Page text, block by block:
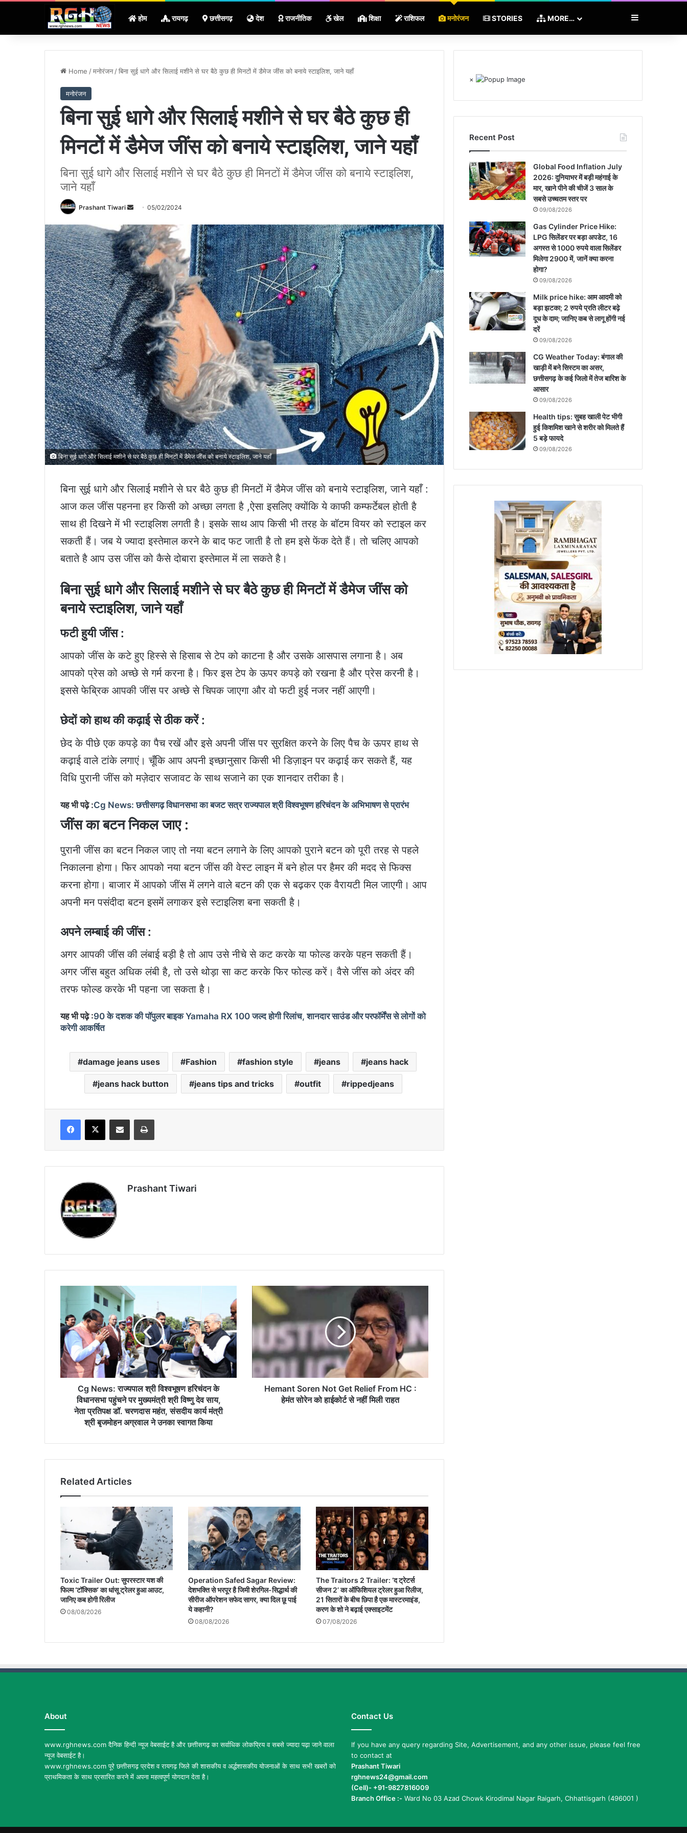
होम रायगढ़ छत्तीसगढ़ देश राजनीतिक खेल शिक्षा राशिफल मनोरंजन STORIES MORE… Sidebar
Home /मनोरंजन /बिना सुई धागे और सिलाई मशीने से घर बैठे कुछ ही मिनटों में डैमेज जींस को बनाये स्टाइलिश, जाने यहाँ
मनोरंजन
बिना सुई धागे और सिलाई मशीने से घर बैठे कुछ ही
मिनटों में डैमेज जींस को बनाये स्टाइलिश, जाने यहाँ
बिना सुई धागे और सिलाई मशीने से घर बैठे कुछ ही मिनटों में डैमेज जींस को बनाये स्टाइलिश,
जाने यहाँ
Prashant Tiwari
Send
email
05/02/2024
बिना सुई धागे और सिलाई मशीने से घर बैठे कुछ ही मिनटों में डैमेज जींस को बनाये स्टाइलिश, जाने यहाँ
बिना सुई धागे और सिलाई मशीने से घर बैठे कुछ ही मिनटों में डैमेज जींस को बनाये स्टाइलिश, जाने यहाँ :
आज कल जींस पहनना हर किसी को अच्छा लगता है ,ऐसा इसलिए क्योंकि ये काफी कम्फर्टेबल होती है
साथ ही दिखने में भी स्टाइलिश लगती है। इसके साथ आप किसी भी तरह के बॉटम वियर को स्टाइल कर
सकती हैं। जब ये ज्यादा इस्तेमाल करने के बाद फट जाती है तो हम इसे फेंक देते हैं। तो चलिए आपको
बताते है आप उस जींस को कैसे दोबारा इस्तेमाल में ला सकते है।
बिना सुई धागे और सिलाई मशीने से घर बैठे कुछ ही मिनटों में डैमेज जींस को
बनाये स्टाइलिश, जाने यहाँ
फटी हुयी जींस :
आपको जींस के कटे हुए हिस्से से हिसाब से टेप को काटना है और उसके आसपास लगाना है। अब
आपको प्रेस को अच्छे से गर्म करना है। फिर इस टेप के ऊपर कपड़े को रखना है और प्रेस करनी है।
इससे फेब्रिक आपकी जींस पर अच्छे से चिपक जाएगा और वो फटी हुई नजर नहीं आएगी।
छेदों को हाथ की कढ़ाई से ठीक करें:
छेद के पीछे एक कपड़े का पैच रखें और इसे अपनी जींस पर सुरक्षित करने के लिए पैच के ऊपर हाथ से
कढ़ाई वाले टांके लगाएं। चूँकि आप अपनी इच्छानुसार किसी भी डिज़ाइन पर कढ़ाई कर सकते हैं, यह
विधि पुरानी जींस को मज़ेदार सजावट के साथ सजाने का एक शानदार तरीका है।
यह भी पढ़े :Cg News: छत्तीसगढ़ विधानसभा का बजट सत्र राज्यपाल श्री विश्वभूषण हरिचंदन के अभिभाषण से प्रारंभ
जींस का बटन निकल जाए :
पुरानी जींस का बटन निकल जाए तो नया बटन लगाने के लिए आपको पुराने बटन को पूरी तरह से पहले
निकालना होगा। फिर आपको नया बटन जींस की वेस्‍ट लाइन में बने होल पर हैमर की मदद से फिक्‍स
करना होगा। बाजार में आपको जींस में लगने वाले बटन की एक से बढ़कर एक वैरायटी मिल जाएगी। आप
अपनी मन पसंदीदा बटन इसमें लगाकर इसे स्टाइलिश बना सकती है।
अपने लम्बाई की जींस :
अगर आपकी जींस की लंबाई बड़ी है तो आप उसे नीचे से कट करके या फोल्ड करके पहन सकती हैं।
अगर जींस बहुत अधिक लंबी है, तो उसे थोड़ा सा कट करके फिर फोल्‍ड करें। वैसे जींस को अंदर की
तरफ फोल्ड करके भी पहना जा सकता है।
यह भी पढ़े :90 के दशक की पॉपुलर बाइक Yamaha RX 100 जल्द होगी रिलांच, शानदार साउंड और परफॉर्मेंस से लोगों को
करेगी आकर्षित
damage jeans uses Fashion fashion style jeans jeans hack
jeans hack button jeans tips and tricks outfit rippedjeans
Facebook
X Share via Email Print
Prashant Tiwari
श्री
विश्वभूषण
हरिचंदन
के
विधानसभा
पहुंचने
मुख्यमंत्री
प्रतिपक्ष
चरणदास
महंत,
मंत्री
श्री
बृजमोहन
अग्रवाल
ने
उनका
स्वागत
किया
Cg News: राज्यपाल श्री विश्वभूषण हरिचंदन के
विधानसभा पहुंचने पर मुख्यमंत्री श्री विष्णु देव साय,
नेता प्रतिपक्ष डॉ. चरणदास महंत, संसदीय कार्य मंत्री
श्री बृजमोहन अग्रवाल ने उनका स्वागत किया
Hemant
Soren
Get
From
HC
:
हेमंत
Hemant Soren Not Get Relief From HC :
हेमंत सोरेन को हाईकोर्ट से नहीं मिली राहत
Related Articles
Toxic Trailer Out: सुपरस्टार यश की
फिल्म ‘टॉक्सिक’ का धांसू ट्रेलर हुआ आउट,
जानिए कब होगी रिलीज
08/08/2026
Operation Safed Sagar Review:
देशभक्ति से भरपूर है जिमी शेरगिल-सिद्धार्थ की
सीरीज ऑपरेशन सफेद सागर, क्या दिल छू पाई
ये कहानी?
08/08/2026
The Traitors 2 Trailer: ‘द ट्रेटर्स
सीजन 2’ का ऑफिशियल ट्रेलर हुआ रिलीज,
21 सितारों के बीच छिपा है एक मास्टरमाइंड,
करण के शो ने बढ़ाई एक्साइटमेंट
07/08/2026
×
Recent Post
Global Food Inflation July
2026: दुनियाभर में बड़ी महंगाई के
मार, खाने पीने की चीजें 3 साल के
सबसे उच्चतम स्तर पर
09/08/2026
Gas Cylinder Price Hike:
LPG सिलेंडर पर बड़ा अपडेट, 16
अगस्त से 1000 रुपये वाला सिलेंडर
मिलेगा 2900 में, जानें क्या करना
होगा?
09/08/2026
Milk price hike: आम आदमी को
बड़ा झटका; 2 रुपये प्रति लीटर बढ़े
दूध के दाम; जानिए कब से लागू होंगी नई
दरें
09/08/2026
CG Weather Today: बंगाल की
खाड़ी में बने सिस्टम का असर,
छत्तीसगढ़ के कई जिलो में तेज बारिश के
आसार
09/08/2026
Health tips: सुबह खाली पेट भीगी
हुई किशमिश खाने से शरीर को मिलते हैं
5 बड़े फायदे
09/08/2026
About
www.rghnews.com दैनिक हिन्दी न्यूज वेबसाईट है और छत्तीसगढ़ का सर्वाधिक लोकप्रिय व सबसे ज्यादा पढ़ा जाने वाला
न्यूज वेबसाईट है।
www.rghnews.com पूरे छत्तीसगढ़ प्रदेश व रायगढ़ जिले की शासकीय व अर्द्धशासकीय योजनाओं के साथ सभी खबरों को
प्राथमिकता के साथ प्रसारित करने में अपना महत्वपूर्ण योगदान देता है।
Contact Us
If you have any query regarding Site, Advertisement, and any other issue, please feel free
to contact at
Prashant Tiwari
rghnews24@gmail.com
(Cell)- +91-9827816009
Branch Office :- Ward No 03 Azad Chowk Kirodimal Nagar Raigarh, Chhattisgarh (496001 )